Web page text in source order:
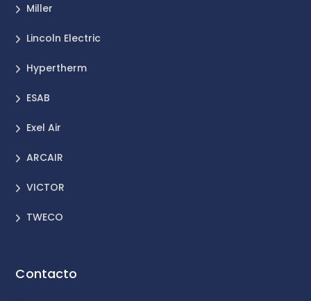
Miller
Lincoln Electric
Hypertherm
ESAB
Exel Air
ARCAIR
VICTOR
TWECO
Contacto